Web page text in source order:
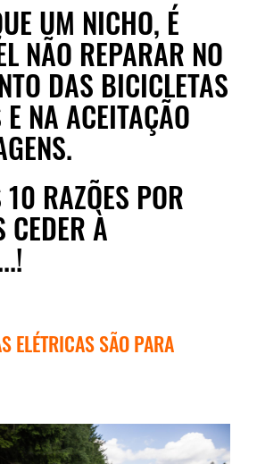
UM NICHO, É
NÃO REPARAR NO
DAS BICICLETAS
NA ACEITAÇÃO
RAZÕES POR
CEDER À
ELÉTRICAS SÃO PARA